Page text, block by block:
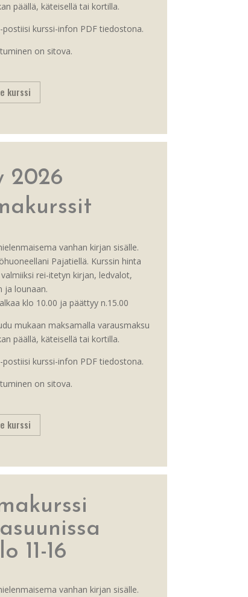
päällä, käteisellä tai kortilla.
kurssi-infon PDF tiedostona.
on sitova.
kurssi
2026
vanhan kirjan sisälle.
Pajatiellä. Kurssin hinta
rei-itetyn kirjan, ledvalot,
ja lounaan.
klo 10.00 ja päättyy n.15.00
mukaan maksamalla varausmaksu
päällä, käteisellä tai kortilla.
kurssi-infon PDF tiedostona.
on sitova.
kurssi
11-16
vanhan kirjan sisälle.